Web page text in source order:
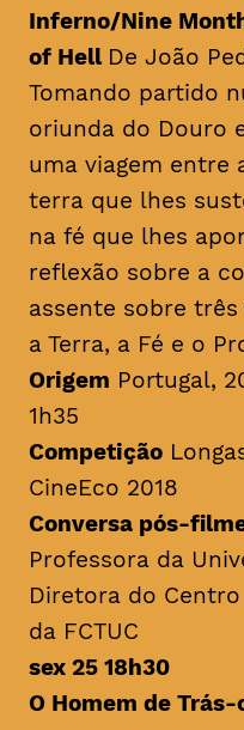
Inferno/Nine
of Hell De João
Tomando partido
oriunda do Douro
uma viagem entre
terra que lhes
na fé que lhes
reflexão sobre a
assente sobre
a Terra, a Fé e o
Origem Portugal,
1h35
Competição
CineEco 2018
Conversa pós-
Professora da
Diretora do
da FCTUC
sex 25 18h30
O Homem de